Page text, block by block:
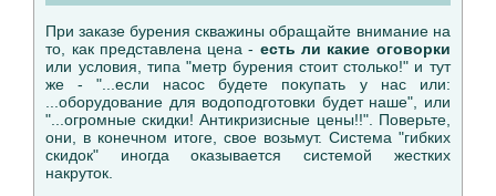
При заказе бурения скважины обращайте внимание на
то, как представлена цена - есть ли какие оговорки
или условия, типа "метр бурения стоит столько!" и тут
же - "...если насос будете покупать у нас или:
...оборудование для водоподготовки будет наше", или
"...огромные скидки! Антикризисные цены!!". Поверьте,
они, в конечном итоге, свое возьмут. Система "гибких
скидок" иногда оказывается системой жестких
накруток.